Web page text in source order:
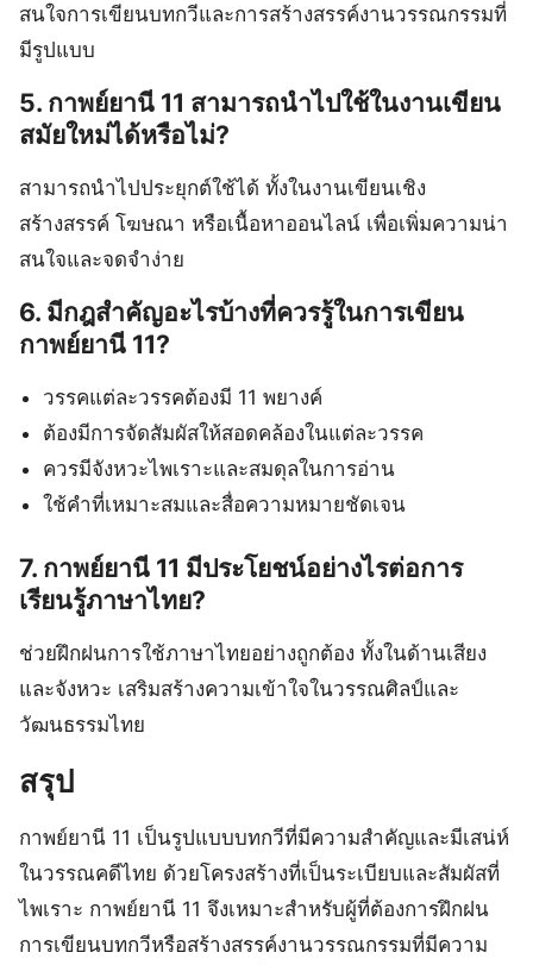
สนใจการเขียนบทกวีและการสร้างสรรค์งานวรรณกรรมที่
มีรูปแบบ
5. กาพย์ยานี 11 สามารถนำไปใช้ในงานเขียน
สมัยใหม่ได้หรือไม่?
สามารถนำไปประยุกต์ใช้ได้ ทั้งในงานเขียนเชิง
สร้างสรรค์ โฆษณา หรือเนื้อหาออนไลน์ เพื่อเพิ่มความน่า
สนใจและจดจำง่าย
6. มีกฎสำคัญอะไรบ้างที่ควรรู้ในการเขียน
กาพย์ยานี 11?
วรรคแต่ละวรรคต้องมี 11 พยางค์
ต้องมีการจัดสัมผัสให้สอดคล้องในแต่ละวรรค
ควรมีจังหวะไพเราะและสมดุลในการอ่าน
ใช้คำที่เหมาะสมและสื่อความหมายชัดเจน
7. กาพย์ยานี 11 มีประโยชน์อย่างไรต่อการ
เรียนรู้ภาษาไทย?
ช่วยฝึกฝนการใช้ภาษาไทยอย่างถูกต้อง ทั้งในด้านเสียง
และจังหวะ เสริมสร้างความเข้าใจในวรรณศิลป์และ
วัฒนธรรมไทย
สรุป
กาพย์ยานี 11 เป็นรูปแบบบทกวีที่มีความสำคัญและมีเสน่ห์
ในวรรณคดีไทย ด้วยโครงสร้างที่เป็นระเบียบและสัมผัสที่
ไพเราะ กาพย์ยานี 11 จึงเหมาะสำหรับผู้ที่ต้องการฝึกฝน
การเขียนบทกวีหรือสร้างสรรค์งานวรรณกรรมที่มีความ